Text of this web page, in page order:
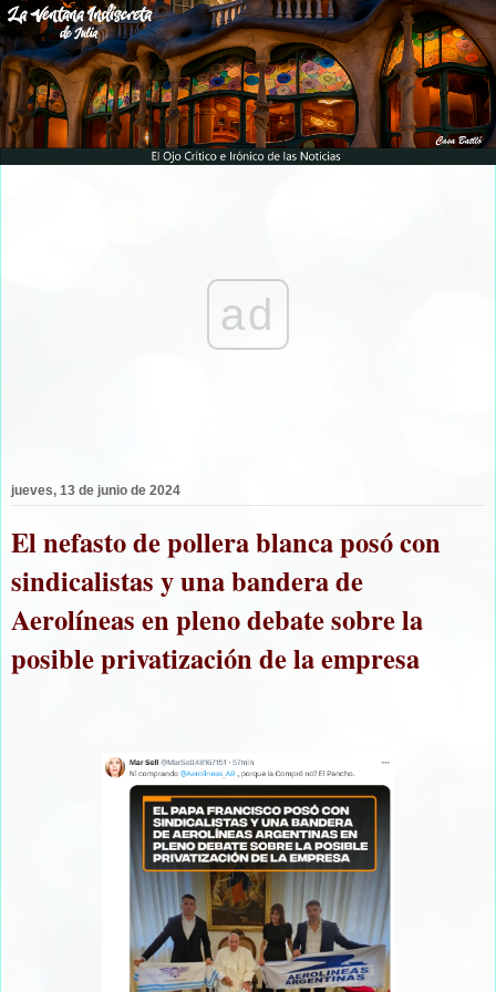
ad
jueves, 13 de junio de 2024
El nefasto de pollera blanca posó con
sindicalistas y una bandera de
Aerolíneas en pleno debate sobre la
posible privatización de la empresa